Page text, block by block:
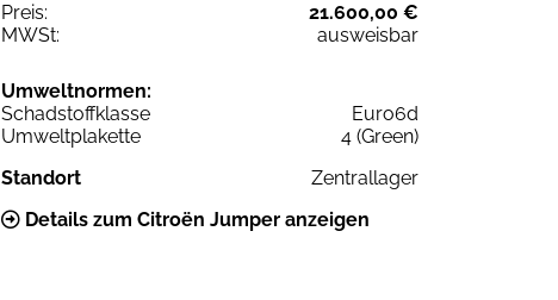
Preis:
21.600,00 €
MWSt:
ausweisbar
Umweltnormen:
Schadstoffklasse
Euro6d
Umweltplakette
4 (Green)
Standort
Zentrallager
Details zum Citroën Jumper anzeigen